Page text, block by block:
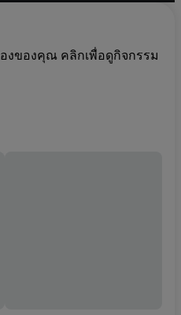
งของคุณ คลิกเพื่อดูกิจกรรม